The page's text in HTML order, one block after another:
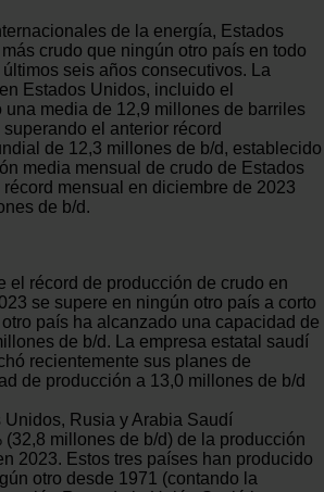
de la energía, Estados
crudo que ningún otro país en todo
seis años consecutivos. La
Estados Unidos, incluido el
media de 12,9 millones de barriles
el anterior récord
de 12,3 millones de b/d, establecido
media mensual de crudo de Estados
mensual en diciembre de 2023
de b/d.
el récord de producción de crudo en
se supere en ningún otro país a corto
país ha alcanzado una capacidad de
de b/d. La empresa estatal saudí
recientemente sus planes de
de producción a 13,0 millones de b/d
Unidos, Rusia y Arabia Saudí
(32,8 millones de b/d) de la producción
2023. Estos tres países han producido
otro desde 1971 (contando la